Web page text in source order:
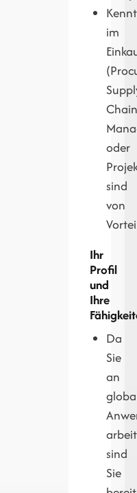
im
oder
sind
von
Ihr
Profil
und
Ihre
Da
Sie
an
sind
Sie